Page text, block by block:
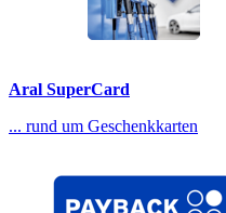
Aral SuperCard
... rund um Geschenkkarten